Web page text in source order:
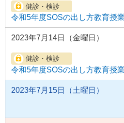
令和5年度SOSの出し方教育授
2023年7月14日（金曜日）
令和5年度SOSの出し方教育授
2023年7月15日（土曜日）